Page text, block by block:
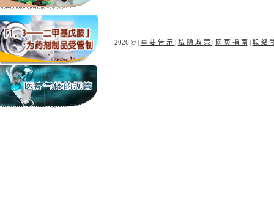
2026 © | 重 要 告 示 | 私 隐 政 策 | 网 页 指 南| 联 络